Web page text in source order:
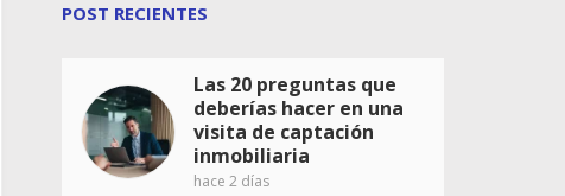
POST RECIENTES
Las 20 preguntas que
deberías hacer en una
visita de captación
inmobiliaria
hace 2 días